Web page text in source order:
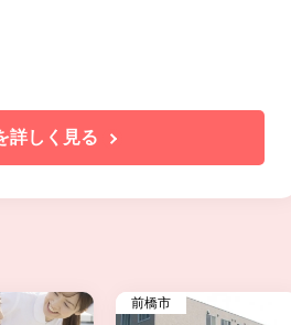
詳しく見る
前橋市